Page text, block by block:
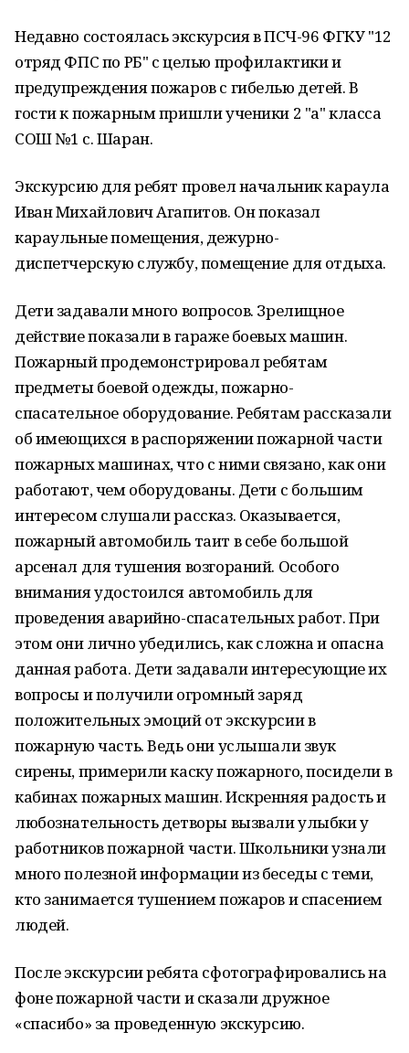
Недавно состоялась экскурсия в ПСЧ-96 ФГКУ "12
отряд ФПС по РБ" с целью профилактики и
предупреждения пожаров с гибелью детей. В
гости к пожарным пришли ученики 2 "а" класса
СОШ №1 с. Шаран.
Экскурсию для ребят провел начальник караула
Иван Михайлович Агапитов. Он показал
караульные помещения, дежурно-
диспетчерскую службу, помещение для отдыха.
Дети задавали много вопросов. Зрелищное
действие показали в гараже боевых машин.
Пожарный продемонстрировал ребятам
предметы боевой одежды, пожарно-
спасательное оборудование. Ребятам рассказали
об имеющихся в распоряжении пожарной части
пожарных машинах, что с ними связано, как они
работают, чем оборудованы. Дети с большим
интересом слушали рассказ. Оказывается,
пожарный автомобиль таит в себе большой
арсенал для тушения возгораний. Особого
внимания удостоился автомобиль для
проведения аварийно-спасательных работ. При
этом они лично убедились, как сложна и опасна
данная работа. Дети задавали интересующие их
вопросы и получили огромный заряд
положительных эмоций от экскурсии в
пожарную часть. Ведь они услышали звук
сирены, примерили каску пожарного, посидели в
кабинах пожарных машин. Искренняя радость и
любознательность детворы вызвали улыбки у
работников пожарной части. Школьники узнали
много полезной информации из беседы с теми,
кто занимается тушением пожаров и спасением
людей.
После экскурсии ребята сфотографировались на
фоне пожарной части и сказали дружное
«спасибо» за проведенную экскурсию.